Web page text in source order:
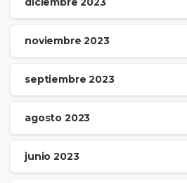
noviembre 2023
septiembre 2023
agosto 2023
junio 2023